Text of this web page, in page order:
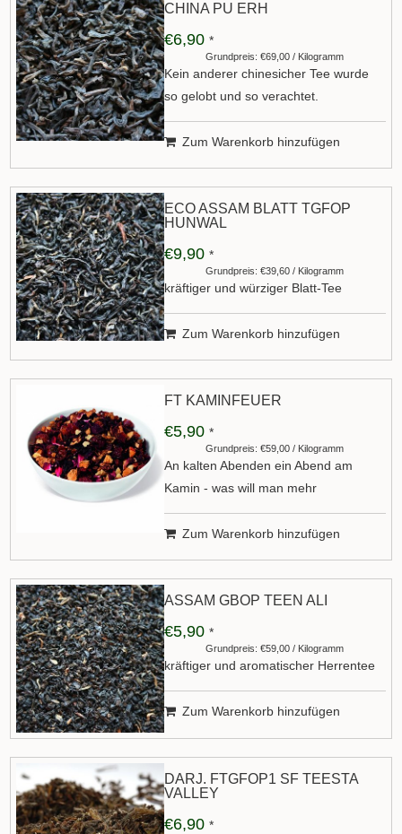
CHINA PU ERH
€6,90 *
Grundpreis: €69,00 / Kilogramm
Kein anderer chinesicher Tee wurde
so gelobt und so verachtet.
Zum Warenkorb hinzufügen
ECO ASSAM BLATT TGFOP
HUNWAL
€9,90 *
Grundpreis: €39,60 / Kilogramm
kräftiger und würziger Blatt-Tee
Zum Warenkorb hinzufügen
FT KAMINFEUER
€5,90 *
Grundpreis: €59,00 / Kilogramm
An kalten Abenden ein Abend am
Kamin - was will man mehr
Zum Warenkorb hinzufügen
ASSAM GBOP TEEN ALI
€5,90 *
Grundpreis: €59,00 / Kilogramm
kräftiger und aromatischer Herrentee
Zum Warenkorb hinzufügen
DARJ. FTGFOP1 SF TEESTA
VALLEY
€6,90 *